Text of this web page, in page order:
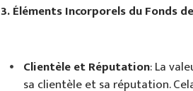
3. Éléments Incorporels du Fonds
Clientèle et Réputation: La
sa clientèle et sa réputation.